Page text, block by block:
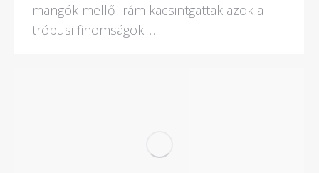
mangók mellől rám kacsintgattak azok a
trópusi finomságok.…